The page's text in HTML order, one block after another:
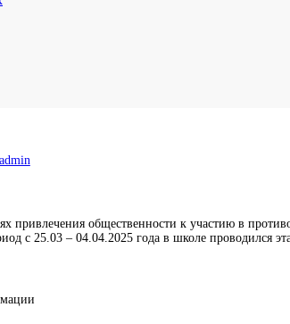
привлечения общественности к участию в
с 25.03 – 04.04.2025 года в школе проводился